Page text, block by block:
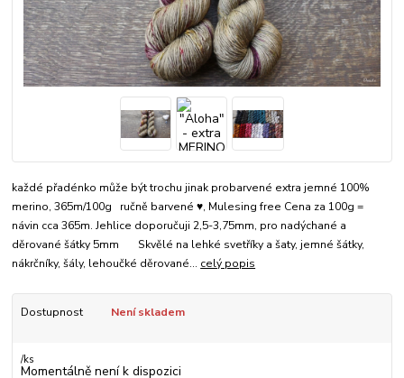
každé přadénko může být trochu jinak probarvené extra jemné 100%
merino, 365m/100g ručně barvené ♥, Mulesing free Cena za 100g =
návin cca 365m. Jehlice doporučuji 2,5-3,75mm, pro nadýchané a
děrované šátky 5mm Skvělé na lehké svetříky a šaty, jemné šátky,
nákrčníky, šály, lehoučké děrované... celý popis
Dostupnost Není skladem
/ks
Momentálně není k dispozici